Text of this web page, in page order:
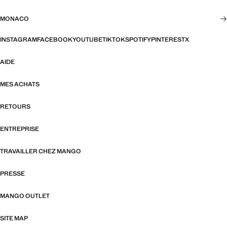
MONACO
INSTAGRAMFACEBOOKYOUTUBETIKTOKSPOTIFYPINTERESTX
AIDE
MES ACHATS
RETOURS
ENTREPRISE
TRAVAILLER CHEZ MANGO
PRESSE
MANGO OUTLET
SITE MAP